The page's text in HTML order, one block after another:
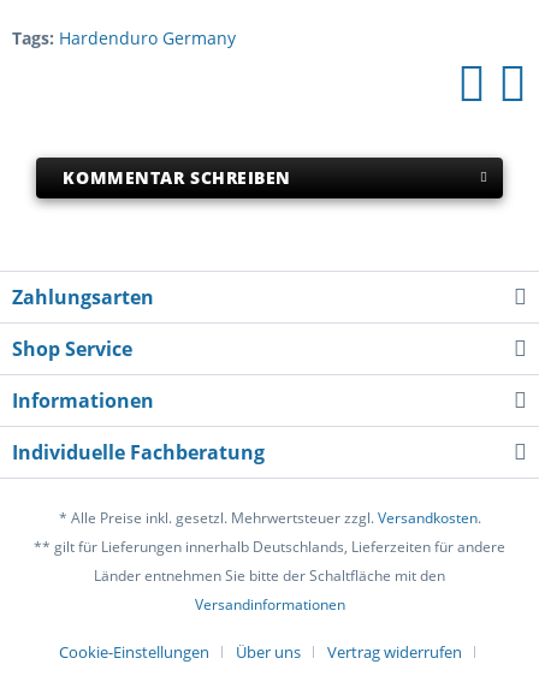
Tags: Hardenduro Germany
KOMMENTAR SCHREIBEN
Zahlungsarten
Shop Service
Informationen
Individuelle Fachberatung
* Alle Preise inkl. gesetzl. Mehrwertsteuer zzgl.Versandkosten.
** gilt für Lieferungen innerhalb Deutschlands, Lieferzeiten für andere
Länder entnehmen Sie bitte der Schaltfläche mit den
Versandinformationen
Cookie-Einstellungen Über uns
Vertrag widerrufen